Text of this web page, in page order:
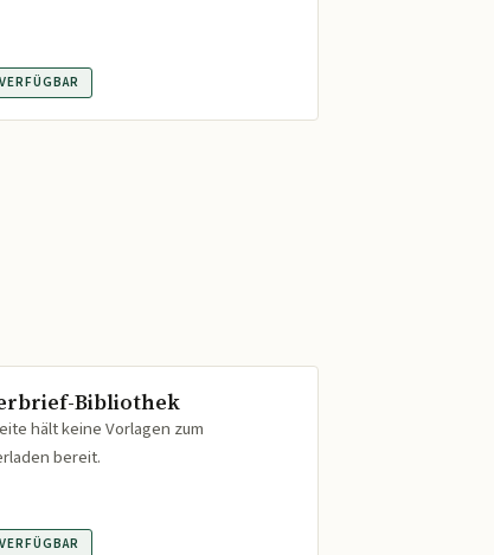
Bibliothek
hält keine Vorlagen zum
bereit.